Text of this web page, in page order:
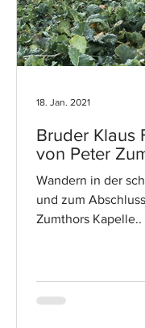
Bruder Klaus
von Peter
Wandern in der
und zum
Zumthors Kapelle..
18. Jan. 2021